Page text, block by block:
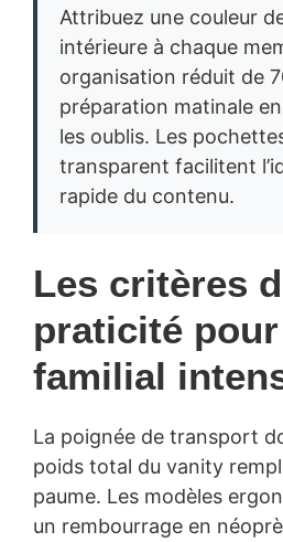
Attribuez une couleur
intérieure à chaque
organisation réduit de
préparation matinale
les oublis. Les
transparent facilitent
rapide du contenu.
Les critères
praticité
familial
La poignée de transport
poids total du vanity
paume. Les modèles
un rembourrage en